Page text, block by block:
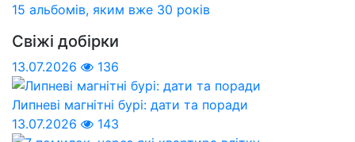
15 альбомів, яким вже 30 років
Свіжі добірки
13.07.2026 136
Липневі магнітні бурі: дати та поради
13.07.2026
143